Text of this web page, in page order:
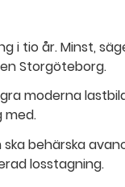
i tio år. Minst,
Storgöteborg.
moderna
med.
behärska
losstagning.